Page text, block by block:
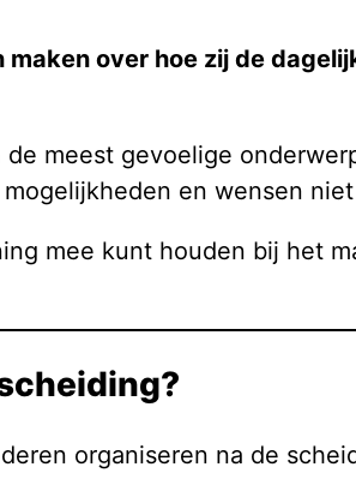
over hoe zij de
meest gevoelige
en wensen
mee kunt houden bij het
organiseren na de